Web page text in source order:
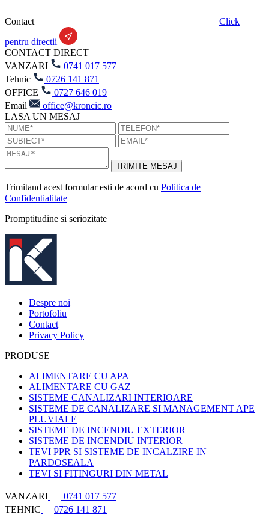
Contact
Click
pentru directii
CONTACT DIRECT
VANZARI
0741 017 577
Tehnic
0726 141 871
OFFICE
0727 646 019
Email
office@kroncic.ro
LASA UN MESAJ
Trimitand acest formular esti de acord cu Politica de
Confidentialitate
Promptitudine si seriozitate
Despre noi
Portofoliu
Contact
Privacy Policy
PRODUSE
ALIMENTARE CU APA
ALIMENTARE CU GAZ
SISTEME CANALIZARI INTERIOARE
SISTEME DE CANALIZARE SI MANAGEMENT APE
PLUVIALE
SISTEME DE INCENDIU EXTERIOR
SISTEME DE INCENDIU INTERIOR
TEVI PPR SI SISTEME DE INCALZIRE IN
PARDOSEALA
TEVI SI FITINGURI DIN METAL
VANZARI
0741 017 577
TEHNIC
0726 141 871